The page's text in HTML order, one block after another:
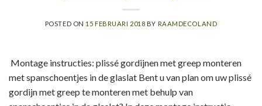
POSTED ON 15 FEBRUARI 2018 BY RAAMDECOLAND
Montage instructies: plissé gordijnen met greep monteren
met spanschoentjes in de glaslat Bent u van plan om uw plissé
gordijn met greep te monteren met behulp van